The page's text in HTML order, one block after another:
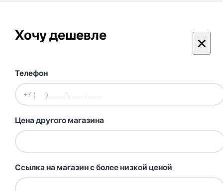
Хочу дешевле ×
Телефон
Цена другого магазина
Ссылка на магазин с более низкой ценой